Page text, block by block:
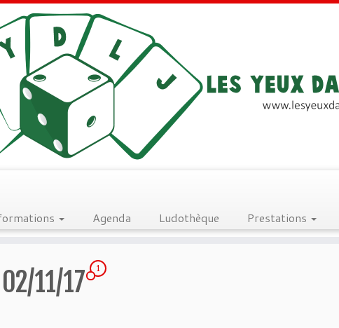
Agenda Ludothèque Prestations
11/17 1